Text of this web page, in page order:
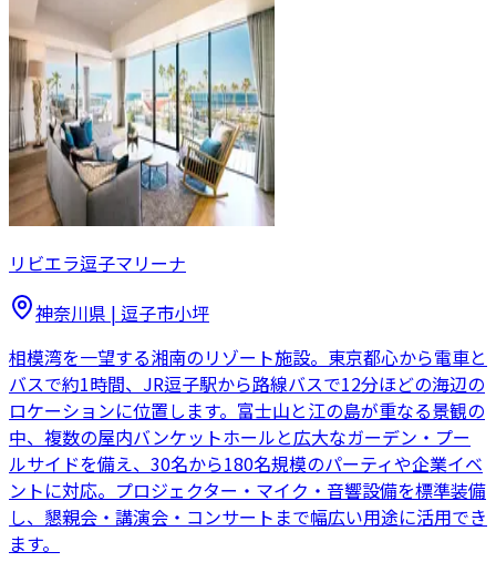
リビエラ逗子マリーナ
神奈川県 | 逗子市小坪
相模湾を一望する湘南のリゾート施設。東京都心から電車と
バスで約1時間、JR逗子駅から路線バスで12分ほどの海辺の
ロケーションに位置します。富士山と江の島が重なる景観の
中、複数の屋内バンケットホールと広大なガーデン・プー
ルサイドを備え、30名から180名規模のパーティや企業イベ
ントに対応。プロジェクター・マイク・音響設備を標準装備
し、懇親会・講演会・コンサートまで幅広い用途に活用でき
ます。